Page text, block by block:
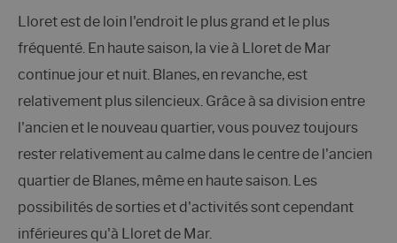
Lloret est de loin l'endroit le plus grand et le plus
fréquenté. En haute saison, la vie à Lloret de Mar
continue jour et nuit. Blanes, en revanche, est
relativement plus silencieux. Grâce à sa division entre
l'ancien et le nouveau quartier, vous pouvez toujours
rester relativement au calme dans le centre de l'ancien
quartier de Blanes, même en haute saison. Les
possibilités de sorties et d'activités sont cependant
inférieures qu'à Lloret de Mar.